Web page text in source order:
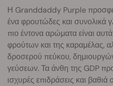
Η Granddaddy Purple
ένα φρουτώδες και συνολικά
πιο έντονα αρώματα είναι
φρούτων και της καραμέλας,
δροσερού πεύκου,
γεύσεων. Τα άνθη της GDP
ισχυρές επιδράσεις και